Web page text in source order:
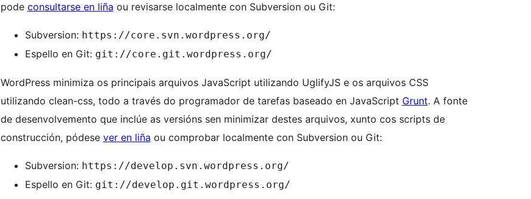
pode consultarse en liña ou revisarse localmente con Subversion ou Git:
Subversion: https://core.svn.wordpress.org/
Espello en Git: git://core.git.wordpress.org/
WordPress minimiza os principais arquivos JavaScript utilizando UglifyJS e os arquivos CSS
utilizando clean-css, todo a través do programador de tarefas baseado en JavaScript Grunt. A fonte
de desenvolvemento que inclúe as versións sen minimizar destes arquivos, xunto cos scripts de
construcción, pódese ver en liña ou comprobar localmente con Subversion ou Git:
Subversion: https://develop.svn.wordpress.org/
Espello en Git: git://develop.git.wordpress.org/